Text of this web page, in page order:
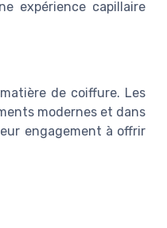
expérience capillaire
de coiffure. Les
modernes et dans
engagement à offrir